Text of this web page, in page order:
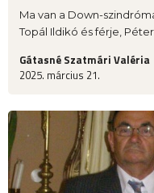
Ma van a Down-
Topál Ildikó és férje,
Gátasné Szatmári Valéria
2025. március 21.